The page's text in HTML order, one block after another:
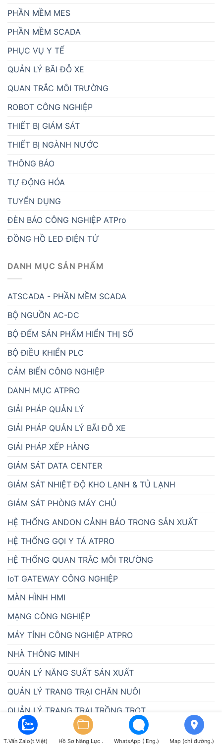
PHẦN MỀM MES
PHẦN MỀM SCADA
PHỤC VỤ Y TẾ
QUẢN LÝ BÃI ĐỖ XE
QUAN TRẮC MÔI TRƯỜNG
ROBOT CÔNG NGHIỆP
THIẾT BỊ GIÁM SÁT
THIẾT BỊ NGÀNH NƯỚC
THÔNG BÁO
TỰ ĐỘNG HÓA
TUYỂN DỤNG
ĐÈN BÁO CÔNG NGHIỆP ATPro
ĐỒNG HỒ LED ĐIỆN TỬ
DANH MỤC SẢN PHẨM
ATSCADA - PHẦN MỀM SCADA
BỘ NGUỒN AC-DC
BỘ ĐẾM SẢN PHẨM HIỂN THỊ SỐ
BỘ ĐIỀU KHIỂN PLC
CẢM BIẾN CÔNG NGHIỆP
DANH MỤC ATPRO
GIẢI PHÁP QUẢN LÝ
GIẢI PHÁP QUẢN LÝ BÃI ĐỖ XE
GIẢI PHÁP XẾP HÀNG
GIÁM SÁT DATA CENTER
GIÁM SÁT NHIỆT ĐỘ KHO LẠNH & TỦ LẠNH
GIÁM SÁT PHÒNG MÁY CHỦ
HỆ THỐNG ANDON CẢNH BÁO TRONG SẢN XUẤT
HỆ THỐNG GỌI Y TÁ ATPRO
HỆ THỐNG QUAN TRẮC MÔI TRƯỜNG
IoT GATEWAY CÔNG NGHIỆP
MÀN HÌNH HMI
MẠNG CÔNG NGHIỆP
MÁY TÍNH CÔNG NGHIỆP ATPRO
NHÀ THÔNG MINH
QUẢN LÝ NĂNG SUẤT SẢN XUẤT
QUẢN LÝ TRANG TRẠI CHĂN NUÔI
QUẢN LÝ TRANG TRẠI TRỒNG TRỌT
QUẢN LÝ ĐIỆN NĂNG
T.Vấn Zalo(t.Việt) Hồ Sơ Năng Lực . WhatsApp ( Eng.) Map (chỉ đường.)